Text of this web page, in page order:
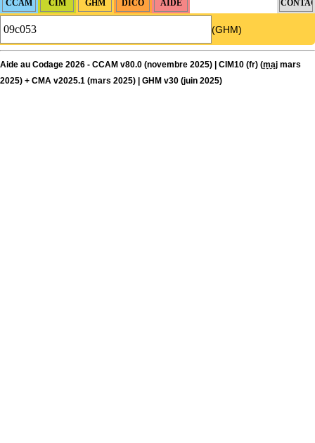
(GHM)
Aide au Codage 2026 - CCAM v80.0 (novembre 2025) | CIM10 (fr) (maj mars
2025) + CMA v2025.1 (mars 2025) | GHM v30 (juin 2025)